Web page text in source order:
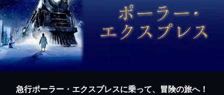
急行ポーラー・エクスプレスに乗って、冒険の旅へ！